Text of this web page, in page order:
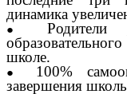
динамика
Родители
школе.
100%
завершения